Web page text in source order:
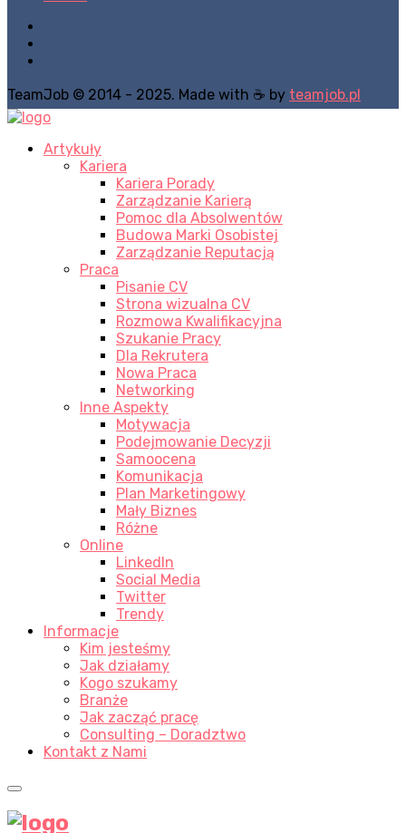
TeamJob © 2014 - 2025. Made with ☕ by teamjob.pl
Artykuły
Kariera
Kariera Porady
Zarządzanie Karierą
Pomoc dla Absolwentów
Budowa Marki Osobistej
Zarządzanie Reputacją
Praca
Pisanie CV
Strona wizualna CV
Rozmowa Kwalifikacyjna
Szukanie Pracy
Dla Rekrutera
Nowa Praca
Networking
Inne Aspekty
Motywacja
Podejmowanie Decyzji
Samoocena
Komunikacja
Plan Marketingowy
Mały Biznes
Różne
Online
LinkedIn
Social Media
Twitter
Trendy
Informacje
Kim jesteśmy
Jak działamy
Kogo szukamy
Branże
Jak zacząć pracę
Consulting – Doradztwo
Kontakt z Nami